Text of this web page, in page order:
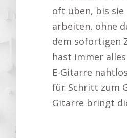
oft üben, bis
arbeiten, ohne
dem sofortigen
hast immer
E-Gitarre
für Schritt zum
Gitarre bringt